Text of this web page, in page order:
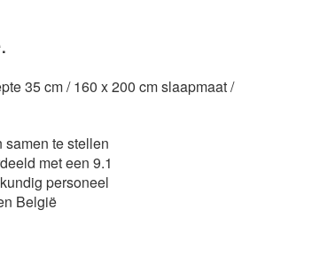
35 cm / 160 x 200 cm slaapmaat /
te stellen
met een 9.1
personeel
België